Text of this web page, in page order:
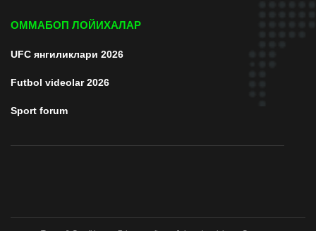
ОММАБОП ЛОЙИХАЛАР
UFC янгиликлари 2026
Futbol videolar 2026
Sport forum